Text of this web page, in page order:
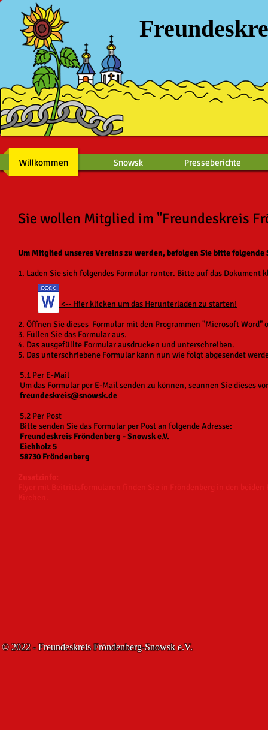
Willkommen Snowsk Presseberichte
Sie wollen Mitglied im "Freundeskreis
Um Mitglied unseres Vereins zu werden, befolgen Sie bitte
1. Laden Sie sich folgendes Formular runter. Bitte auf das Dokument
<-- Hier klicken um das Herunterladen zu starten!
2. Öffnen Sie dieses Formular mit den Programmen "Microsoft Word"
3. Füllen Sie das Formular aus.
4. Das ausgefüllte Formular ausdrucken und unterschreiben.
5. Das unterschriebene Formular kann nun wie folgt abgesendet
5.1 Per E-Mail
Um das Formular per E-Mail senden zu können, scannen Sie dieses
freundeskreis@snowsk.de
5.2 Per Post
Bitte senden Sie das Formular per Post an folgende Adresse:
Freundeskreis Fröndenberg - Snowsk e.V.
Eichholz 5
58730 Fröndenberg
© 2022 - Freundeskreis Fröndenberg-Snowsk e.V.